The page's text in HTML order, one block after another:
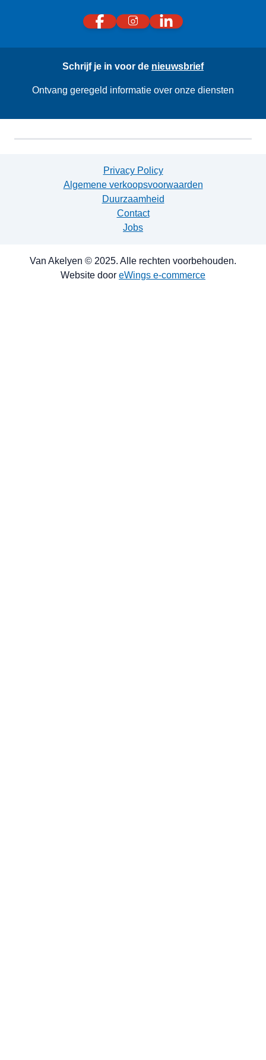
Schrijf je in voor de nieuwsbrief
Ontvang geregeld informatie over onze diensten
Privacy Policy
Algemene verkoopsvoorwaarden
Duurzaamheid
Contact
Jobs
Van Akelyen © 2025. Alle rechten voorbehouden.
Website door eWings e-commerce